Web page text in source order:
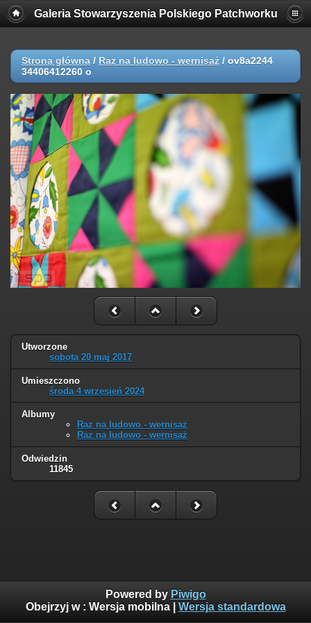
Galeria Stowarzyszenia Polskiego Patchworku
Strona główna / Raz na ludowo - wernisaż / ov8a2244
34406412260 o
Utworzone
sobota 20 maj 2017
Umieszczono
środa 4 wrzesień 2024
Albumy
Raz na ludowo - wernisaż
Raz na ludowo - wernisaż
Odwiedzin
11845
Powered by Piwigo
Obejrzyj w : Wersja mobilna| Wersja standardowa